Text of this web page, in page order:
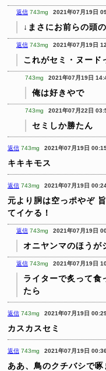
返信 743mg 2021年07月19日
↓まさにお前らの頭
返信 743mg 2021年07月19日
これがセミ・ヌード
743mg 2021年07月19日
俺は好きやで
743mg 2021年07月22日
セミしか勝たん
返信 743mg 2021年07月19日
キキキモス
返信 743mg 2021年07月19日
元より胴は空っポやぞ
てイケる！
返信 743mg 2021年07月19日
オニヤンマのほうが
返信 743mg 2021年07月19日
ライターで炙って食
たら
返信 743mg 2021年07月19日
カスカスセミ
返信 743mg 2021年07月19日
ああ、鳥のクチバシで